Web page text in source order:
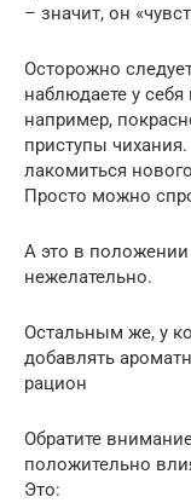
– значит, он
Осторожно
наблюдаете у
например,
приступы
лакомиться
Просто можно
А это в
нежелательно.
Остальным же, у
добавлять
рацион
Обратите
положительно
Это: